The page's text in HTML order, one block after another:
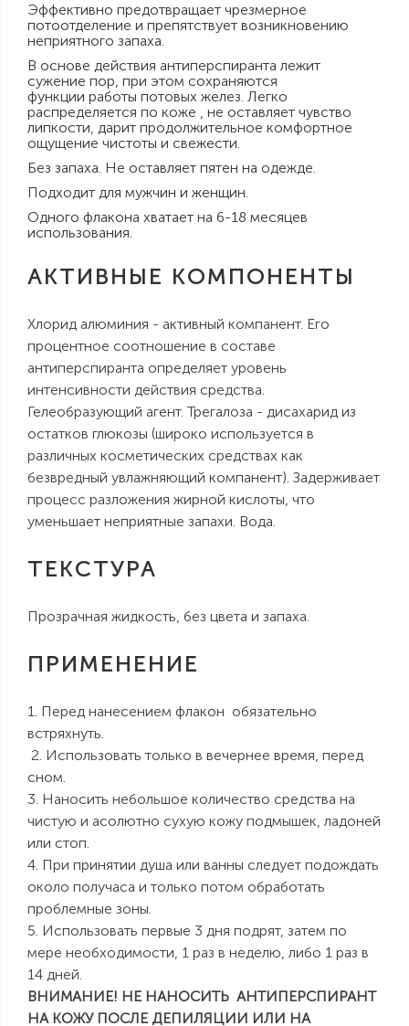
Эффективно предотвращает чрезмерное
потоотделение и препятствует возникновению
неприятного запаха.
В основе действия антиперспиранта лежит
сужение пор, при этом сохраняются
функции работы потовых желез. Легко
распределяется по коже , не оставляет чувство
липкости, дарит продолжительное комфортное
ощущение чистоты и свежести.
Без запаха. Не оставляет пятен на одежде.
Подходит для мужчин и женщин.
Одного флакона хватает на 6-18 месяцев
использования.
АКТИВНЫЕ КОМПОНЕНТЫ
Хлорид алюминия - активный компанент. Его
процентное соотношение в составе
антиперспиранта определяет уровень
интенсивности действия средства.
Гелеобразующий агент. Трегалоза - дисахарид из
остатков глюкозы (широко используется в
различных косметических средствах как
безвредный увлажняющий компанент). Задерживает
процесс разложения жирной кислоты, что
уменьшает неприятные запахи. Вода.
ТЕКСТУРА
Прозрачная жидкость, без цвета и запаха.
ПРИМЕНЕНИЕ
1. Перед нанесением флакон обязательно
встряхнуть.
2. Использовать только в вечернее время, перед
сном.
3. Наносить небольшое количество средства на
чистую и асолютно сухую кожу подмышек, ладоней
или стоп.
4. При принятии душа или ванны следует подождать
около получаса и только потом обработать
проблемные зоны.
5. Использовать первые 3 дня подрят, затем по
мере необходимости, 1 раз в неделю, либо 1 раз в
14 дней.
ВНИМАНИЕ! НЕ НАНОСИТЬ АНТИПЕРСПИРАНТ
НА КОЖУ ПОСЛЕ ДЕПИЛЯЦИИ ИЛИ НА